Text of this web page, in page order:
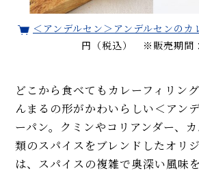
＜アンデルセン＞アンデルセンのカ
円（税込） ※販売期間
どこから食べてもカレーフィリン
んまるの形がかわいらしい＜アン
ーパン。クミンやコリアンダー、
類のスパイスをブレンドしたオリ
は、スパイスの複雑で奥深い風味